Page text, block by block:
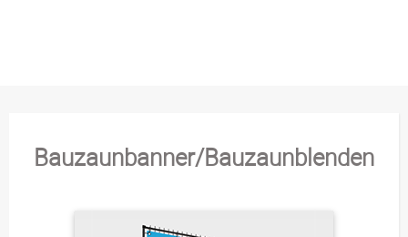
Bauzaunbanner/Bauzaunblenden